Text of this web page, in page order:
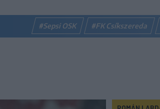
#Sepsi OSK #FK Csíkszereda